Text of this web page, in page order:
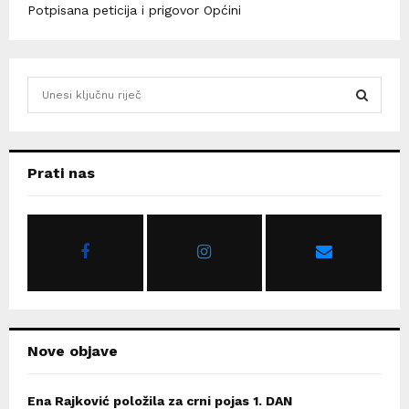
Potpisana peticija i prigovor Općini
hPrati nas
Nove objave
Ena Rajković položila za crni pojas 1. DAN